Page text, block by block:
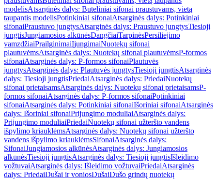
modelisAtsarginės dalys: Buteliniai sifonai praustuvams, vietą
taupantis modelisPotinkiniai sifonaiAtsarginės dalys: Potinkiniai
sifonaiPraustuvo jungtysAtsarginės dalys: Praustuvo jungtysTiesioji
jungtisJungiamosios alkūnėsDangčiaiTarpinėsPersiliejimo
vamzdžiaiPrailginimaiĮjungimaiNuotekų sifonai
plautuvėmsAtsarginės dalys: Nuotekų sifonai plautuvėmsP-formos
sifonaiAtsarginės dalys: P-formos sifonaiPlautuvės
jungtysAtsarginės dalys: Plautuvės jungtysTiesioji jungtisAtsarginės
dalys: Tiesioji jungtisPriedaiAtsarginės dalys: PriedaiNuotekų
sifonai prietaisamsAtsarginės dalys: Nuotekų sifonai prietaisamsP-
formos sifonaiAtsarginės dalys: P-formos sifonaiPotinkiniai
sifonaiAtsarginės dalys: Potinkiniai sifonaiIšoriniai sifonaiAtsarginės
dalys: Išoriniai sifonaiPrijungimo moduliaiAtsarginės dalys:
Prijungimo moduliaiPriedaiNuotekų sifonai užteršto vandens
išpylimo kriauklėmsAtsarginės dalys: Nuotekų sifonai užteršto
vandens išpylimo kriauklėmsSifonaiAtsarginės dalys:
SifonaiJungiamosios alkūnėsAtsarginės dalys: Jungiamosios
alkūnėsTiesioji jungtisAtsarginės dalys: Tiesioji jungtisIšleidimo
vožtuvaiAtsarginės dalys: Išleidimo vožtuvaiPriedaiAtsarginės
dalys: PriedaiDušai ir voniosDušaiDušo grindų nuotekų